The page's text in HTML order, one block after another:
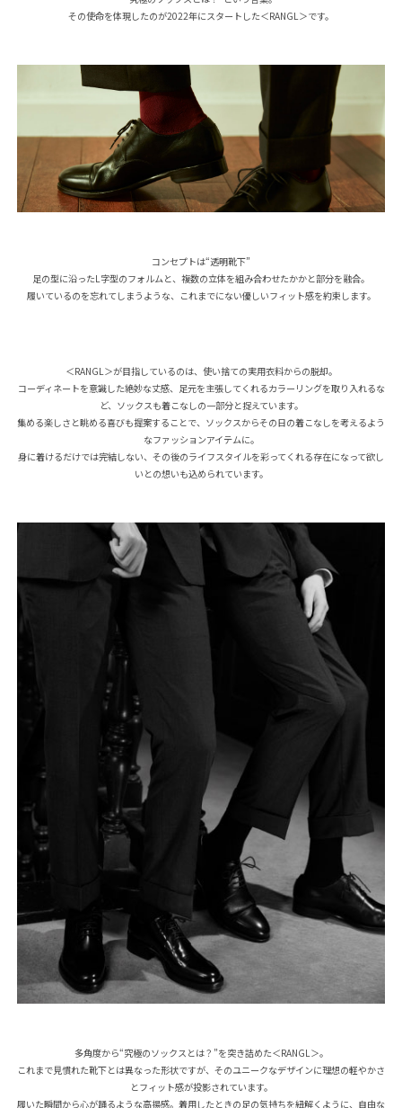
その使命を体現したのが2022年にスタートした＜RANGL＞です。
コンセプトは“透明靴下”
足の型に沿ったL字型のフォルムと、複数の立体を組み合わせたかかと部分を融合。
履いているのを忘れてしまうような、これまでにない優しいフィット感を約束します。
＜RANGL＞が目指しているのは、使い捨ての実用衣料からの脱却。
コーディネートを意識した絶妙な丈感、足元を主張してくれるカラーリングを取り入れるな
ど、ソックスも着こなしの一部分と捉えています。
集める楽しさと眺める喜びも提案することで、ソックスからその日の着こなしを考えるよう
なファッションアイテムに。
身に着けるだけでは完結しない、その後のライフスタイルを彩ってくれる存在になって欲し
いとの想いも込められています。
多角度から“究極のソックスとは？”を突き詰めた＜RANGL＞。
これまで見慣れた靴下とは異なった形状ですが、そのユニークなデザインに理想の軽やかさ
とフィット感が投影されています。
履いた瞬間から心が踊るような高揚感。着用したときの足の気持ちを紐解くように、自由な